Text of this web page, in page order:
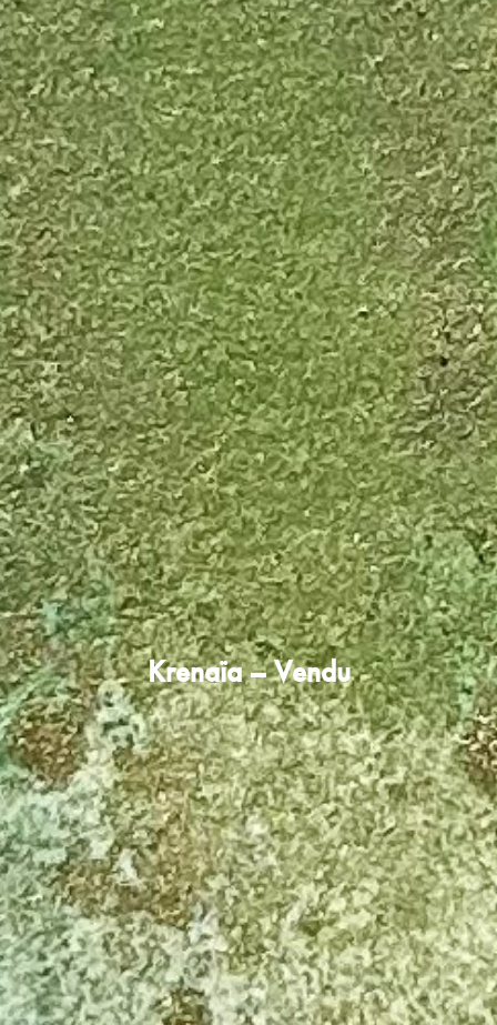
Krenaïa – Vendu